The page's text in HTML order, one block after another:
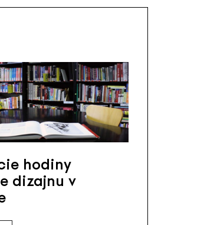
hodiny
dizajnu v